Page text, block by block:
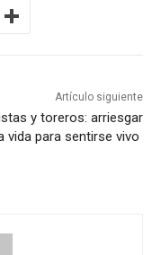
Artículo siguiente
y toreros: arriesgar
vida para sentirse vivo